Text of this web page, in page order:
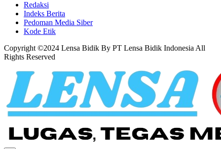
Redaksi
Indeks Berita
Pedoman Media Siber
Kode Etik
Copyright ©2024 Lensa Bidik By PT Lensa Bidik Indonesia All
Rights Reserved